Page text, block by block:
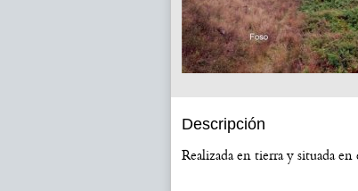
Descripción
Realizada en tierra y situada